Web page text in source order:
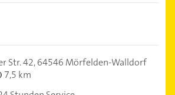
Str. 42,64546 Mörfelden-Walldorf
7,5 km